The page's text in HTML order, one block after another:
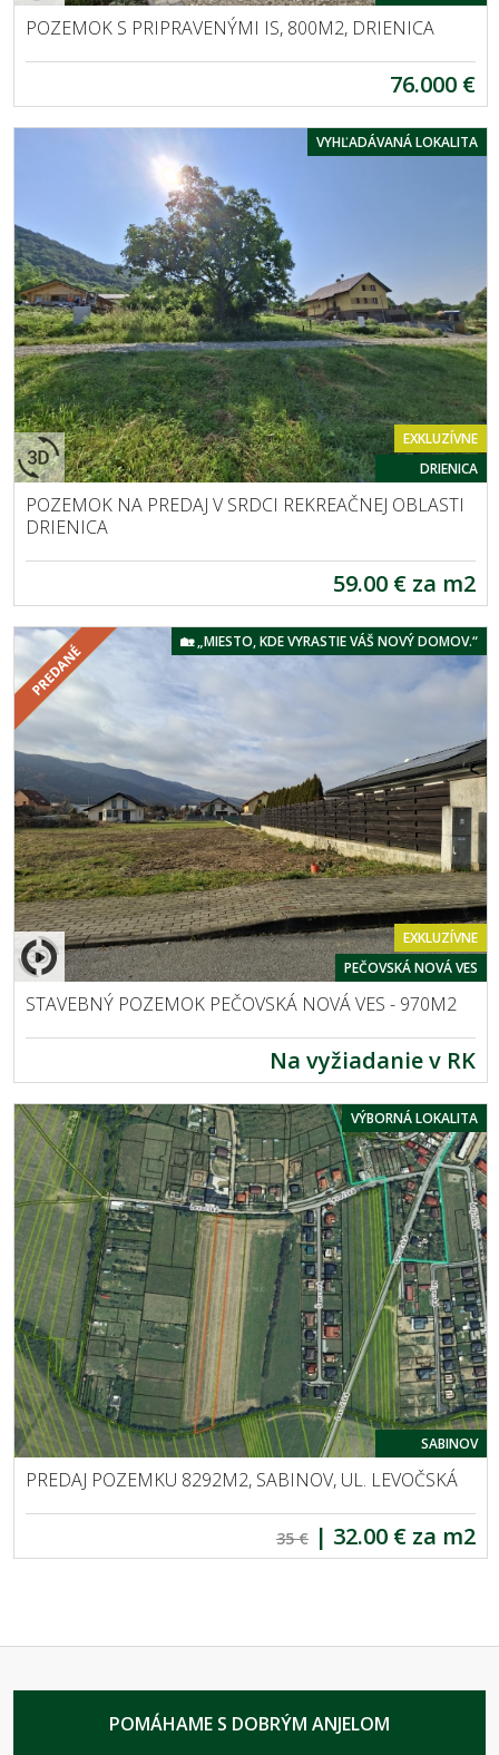
POZEMOK S PRIPRAVENÝMI IS, 800M2, DRIENICA
76.000 €
VYHĽADÁVANÁ LOKALITA
EXKLUZÍVNE
DRIENICA
POZEMOK NA PREDAJ V SRDCI REKREAČNEJ OBLASTI
DRIENICA
59.00 € za m2
🏡 „MIESTO, KDE VYRASTIE VÁŠ NOVÝ DOMOV.“
EXKLUZÍVNE
PEČOVSKÁ NOVÁ VES
STAVEBNÝ POZEMOK PEČOVSKÁ NOVÁ VES - 970M2
Na vyžiadanie v RK
VÝBORNÁ LOKALITA
SABINOV
PREDAJ POZEMKU 8292M2, SABINOV, UL. LEVOČSKÁ
35 € | 32.00 € za m2
POMÁHAME S DOBRÝM ANJELOM